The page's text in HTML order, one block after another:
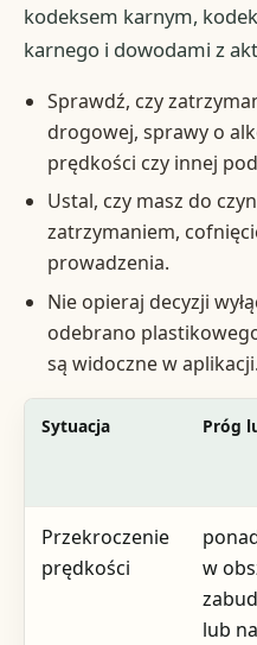
kodeksem karnym,
karnego i dowodami z
Sprawdź, czy
drogowej, sprawy o
prędkości czy innej
Ustal, czy masz do
zatrzymaniem,
prowadzenia.
Nie opieraj decyzji
odebrano
są widoczne w aplikacji.
Sytuacja Próg
Przekroczenie
prędkości
w
lub